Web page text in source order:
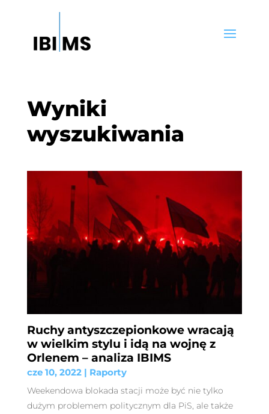
Wyniki
wyszukiwania
Ruchy antyszczepionkowe wracają
w wielkim stylu i idą na wojnę z
Orlenem – analiza IBIMS
cze 10, 2022| Raporty
Weekendowa blokada stacji może być nie tylko
dużym problemem politycznym dla PiS, ale także